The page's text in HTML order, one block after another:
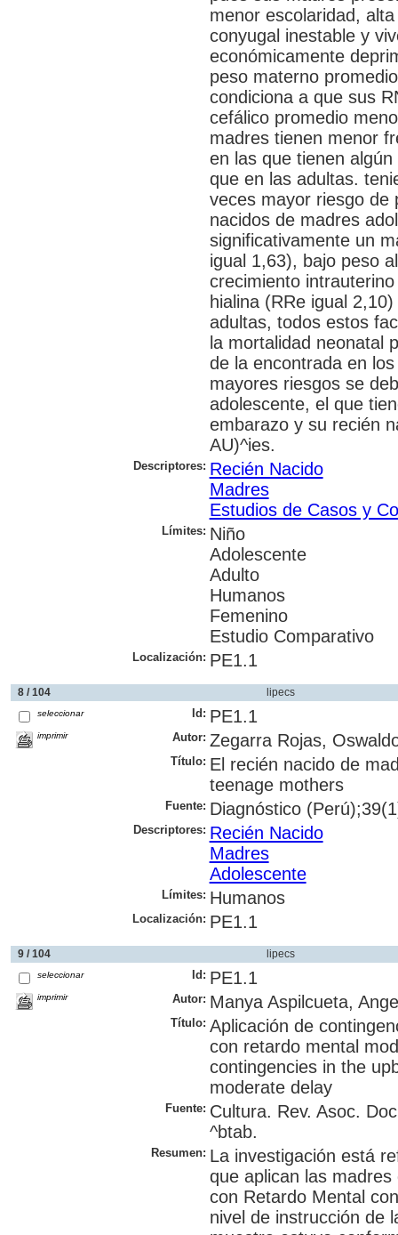
menor escolaridad,
conyugal inestable y
económicamente
peso materno
condiciona a que sus
cefálico promedio
madres tienen menor
en las que tienen
que en las adultas.
veces mayor riesgo de
nacidos de madres
significativamente un
igual 1,63), bajo peso
crecimiento
hialina (RRe igual
adultas, todos estos
la mortalidad neonatal
de la encontrada en
mayores riesgos se
adolescente, el que
embarazo y su recién
AU)^ies.
Descriptores: Recién Nacido
Madres
Estudios de Casos y
Límites: Niño
Adolescente
Adulto
Humanos
Femenino
Estudio Comparativo
Localización: PE1.1
8 / 104 lipecs
seleccionar
imprimir
Id: PE1.1
Autor: Zegarra Rojas,
Título: El recién nacido de
teenage mothers
Fuente: Diagnóstico
Descriptores: Recién Nacido
Madres
Adolescente
Límites: Humanos
Localización: PE1.1
9 / 104 lipecs
seleccionar
imprimir
Id: PE1.1
Autor: Manya Aspilcueta,
Título: Aplicación de
con retardo mental
contingencies in the
moderate delay
Fuente: Cultura. Rev. Asoc.
^btab.
Resumen: La investigación está
que aplican las
con Retardo Mental
nivel de instrucción de